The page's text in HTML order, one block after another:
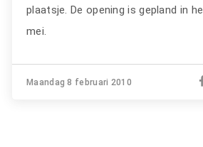
plaatsje. De opening is gepland in
mei.
Maandag 8 februari 2010